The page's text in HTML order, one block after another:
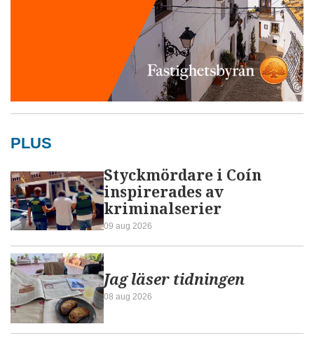
PLUS
Styckmördare i Coín
inspirerades av
kriminalserier
09 aug 2026
Jag läser tidningen
08 aug 2026